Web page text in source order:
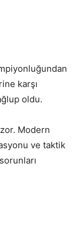
karşı
oldu.
Modern
ve taktik